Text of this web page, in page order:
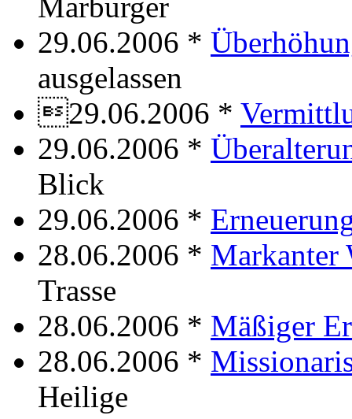
29.06.2006 *
ausgelassen
29.06.2006 *
29.06.2006 *
Blick
29.06.2006 *
28.06.2006 * Markanter
Trasse
28.06.2006 * Mäßiger
28.06.2006 *
Heilige